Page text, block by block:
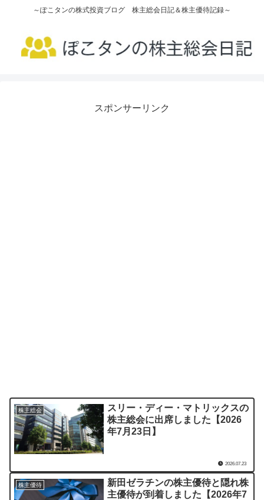
～ぽこタンの株式投資ブログ 株主総会日記＆株主優待記録～
スポンサーリンク
株主総会
スリー・ディー・マトリックスの
株主総会に出席しました【2026
年7月23日】
2026.07.23
株主優待
新田ゼラチンの株主優待と隠れ株
主優待が到着しました【2026年7